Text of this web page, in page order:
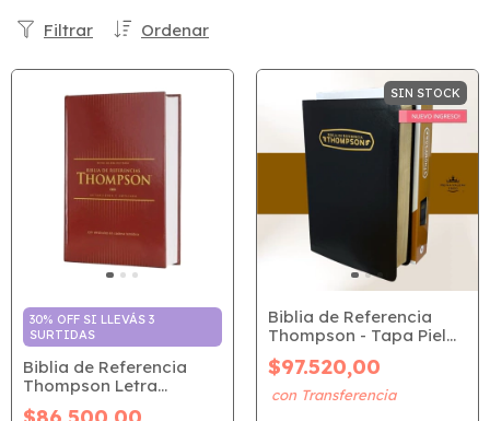
Ordenar
Filtrar
30% OFF SI LLEVÁS 3
SURTIDAS
Biblia de Referencia
Thompson Letra
Grande - Tapa Dura
SIN STOCK
Biblia de Referencia
Thompson - Tapa Piel
Negro (RVR 1960)
$97.520,00